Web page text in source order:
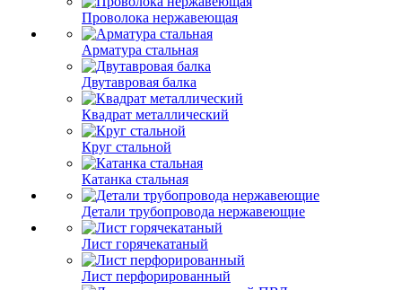
Проволока нержавеющая
Арматура стальная
Двутавровая балка
Квадрат металлический
Круг стальной
Катанка стальная
Детали трубопровода нержавеющие
Лист горячекатаный
Лист перфорированный